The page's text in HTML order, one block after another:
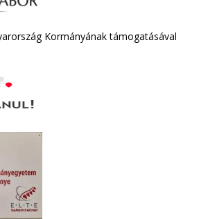
Kormányának támogatásával